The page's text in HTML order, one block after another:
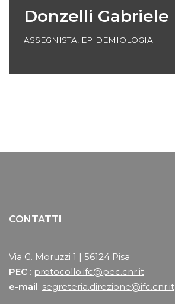
Donzelli Gabriele
ASSEGNISTA, EPIDEMIOLOGIA
CONTATTI
Via G. Moruzzi 1 | 56124 Pisa
PEC : protocollo.ifc@pec.cnr.it
e-mail: segreteria.direzione@ifc.cnr.it